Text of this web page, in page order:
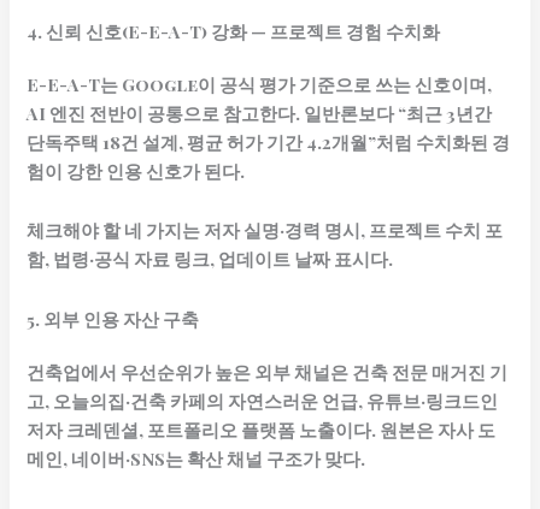
4. 신뢰 신호(E-E-A-T) 강화 — 프로젝트 경험 수치화
E-E-A-T는 Google이 공식 평가 기준으로 쓰는 신호이며,
AI 엔진 전반이 공통으로 참고한다. 일반론보다 “최근 3년간
단독주택 18건 설계, 평균 허가 기간 4.2개월”처럼 수치화된 경
험이 강한 인용 신호가 된다.
체크해야 할 네 가지는 저자 실명·경력 명시, 프로젝트 수치 포
함, 법령·공식 자료 링크, 업데이트 날짜 표시다.
5. 외부 인용 자산 구축
건축업에서 우선순위가 높은 외부 채널은 건축 전문 매거진 기
고, 오늘의집·건축 카페의 자연스러운 언급, 유튜브·링크드인
저자 크레덴셜, 포트폴리오 플랫폼 노출이다. 원본은 자사 도
메인, 네이버·SNS는 확산 채널 구조가 맞다.